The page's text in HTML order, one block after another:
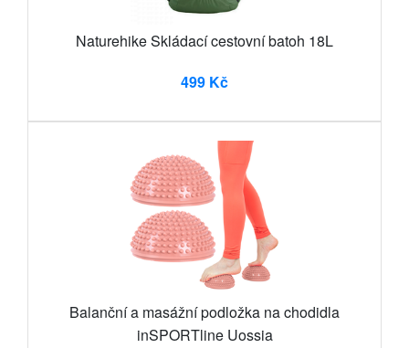
Naturehike Skládací cestovní batoh 18L
499 Kč
Balanční a masážní podložka na chodidla
inSPORTline Uossia